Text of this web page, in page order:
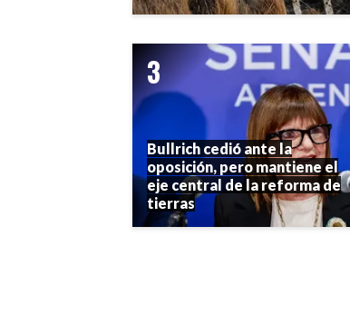
Bullrich cedió ante la
oposición, pero mantiene el
eje central de la reforma de
tierras